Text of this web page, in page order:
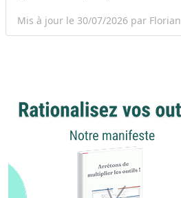
Mis à jour le 30/07/2026 par Florian